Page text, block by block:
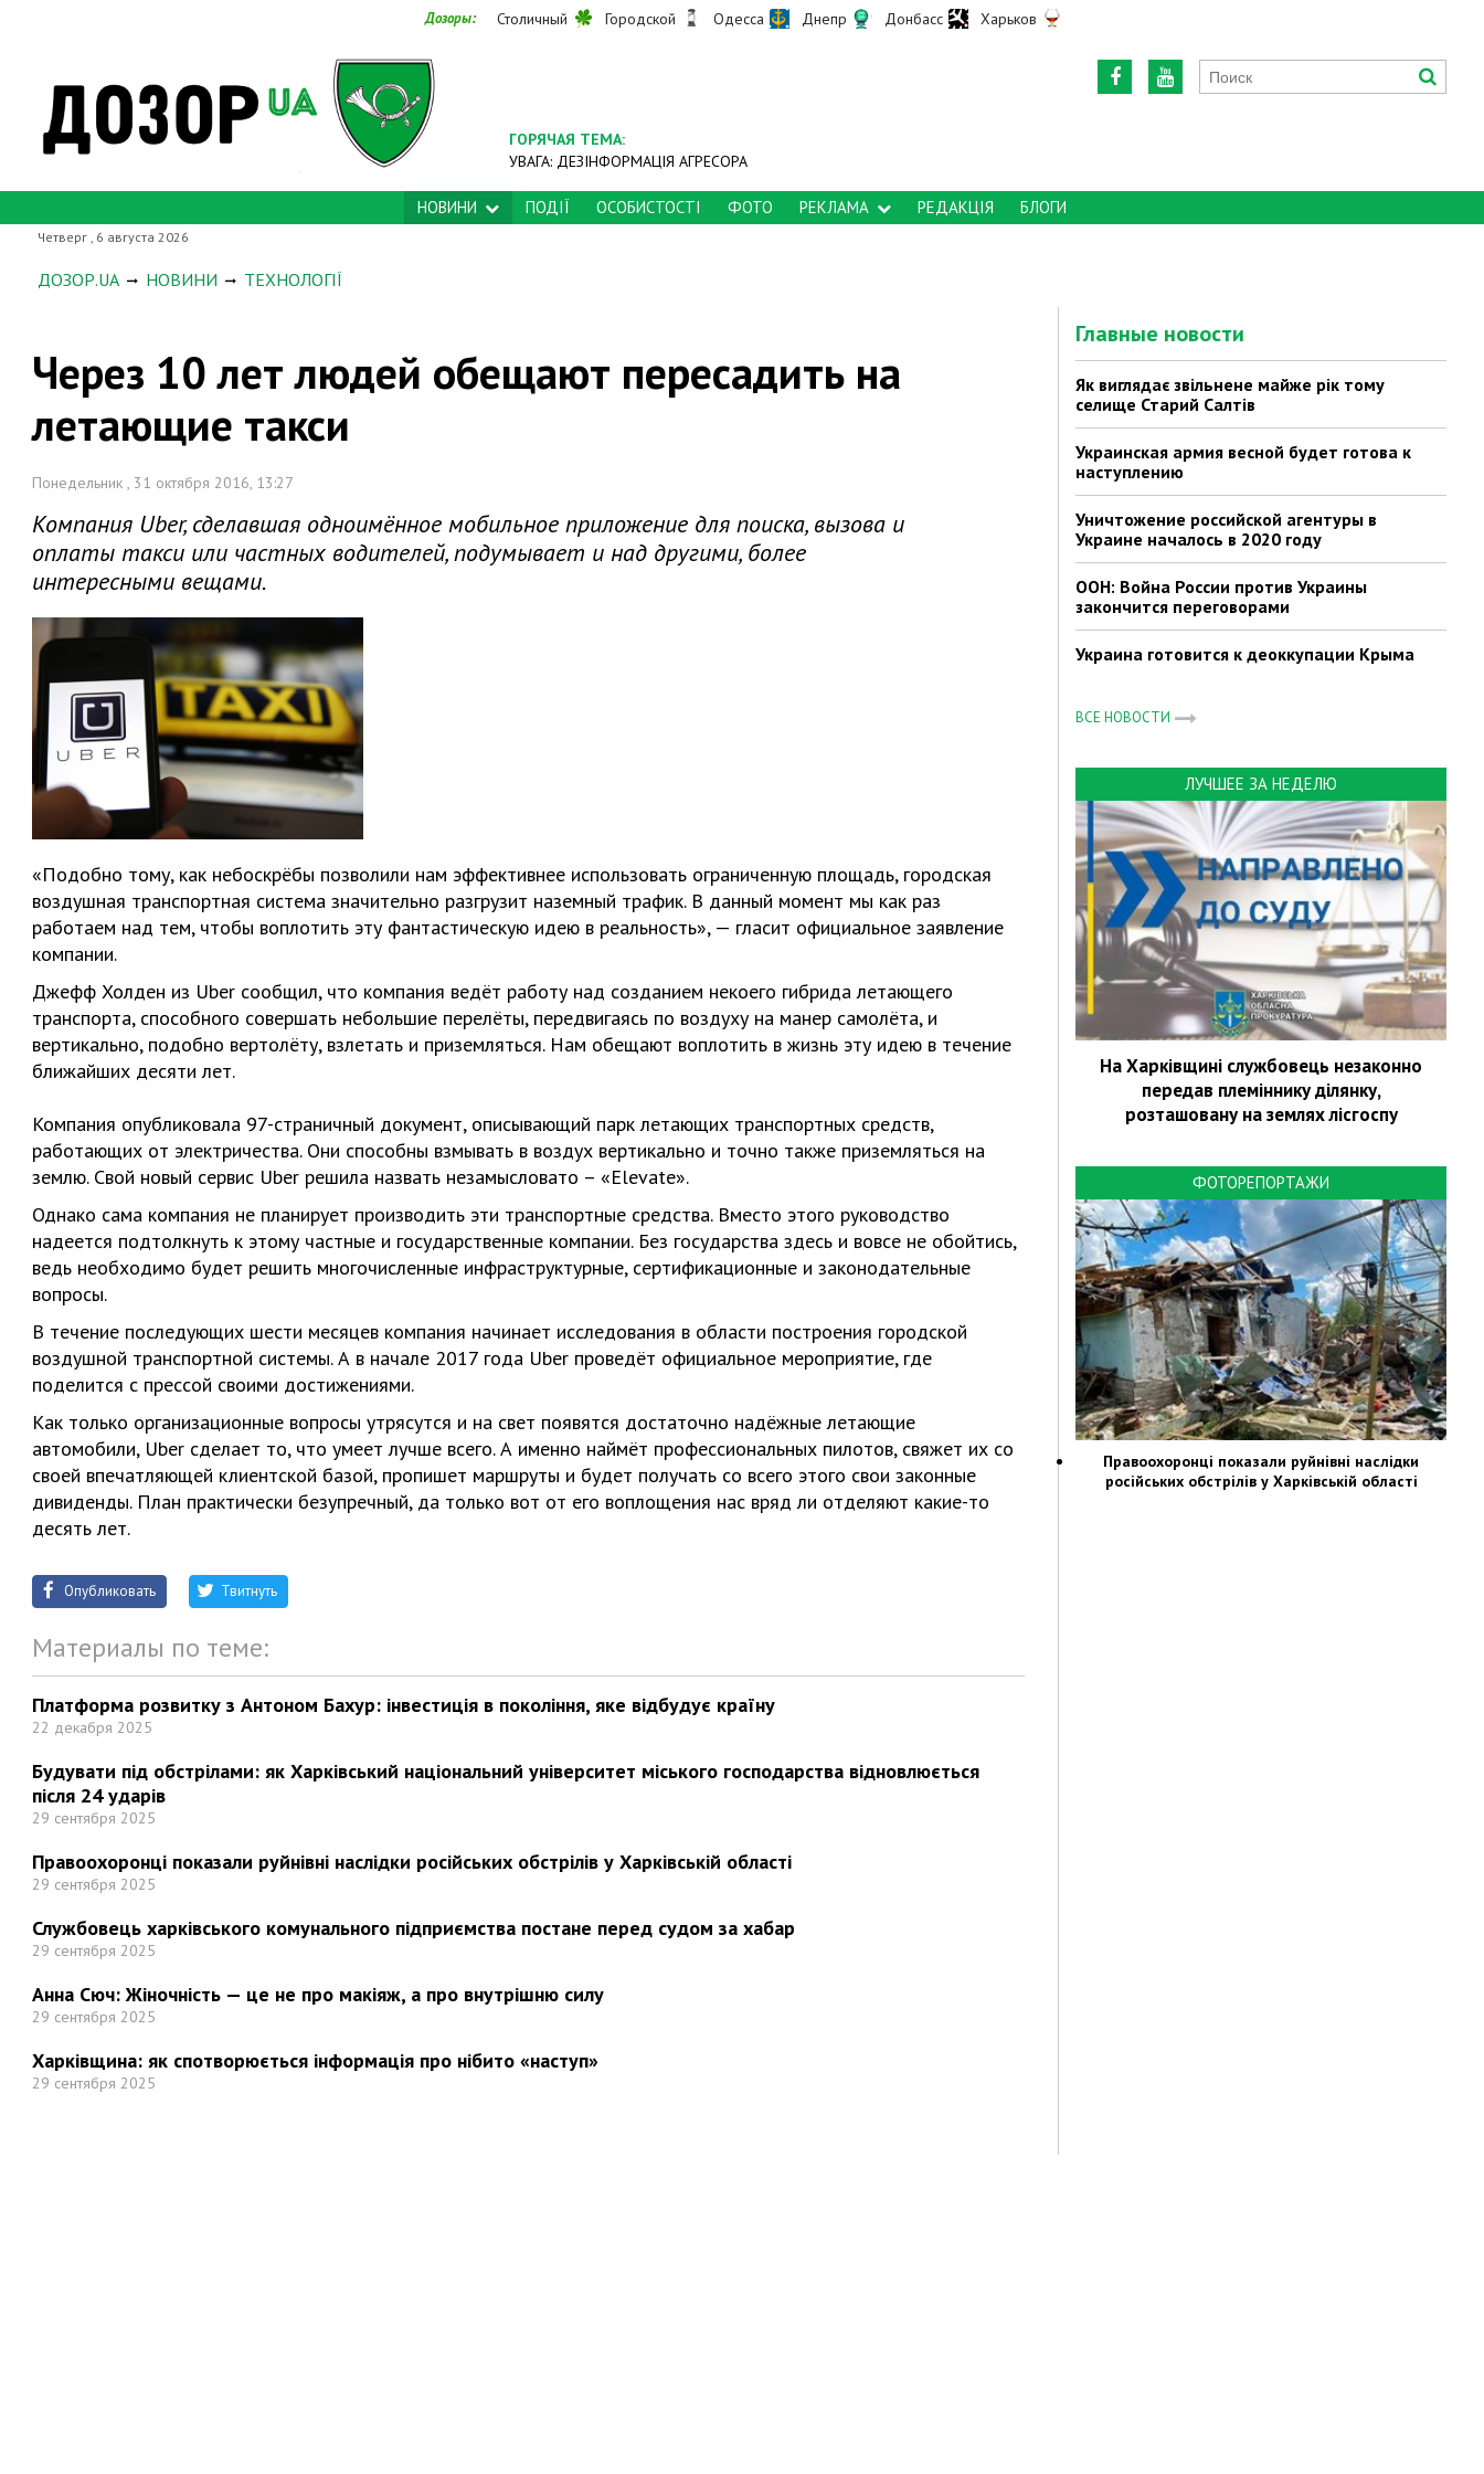
Дозоры: Столичный Городской Одесса Днепр Донбасс Харьков
ГОРЯЧАЯ ТЕМА:
УВАГА: ДЕЗІНФОРМАЦІЯ АГРЕСОРА
НОВИНИ ПОДІЇ ОСОБИСТОСТІ ФОТО РЕКЛАМА РЕДАКЦІЯ БЛОГИ
Четверг , 6 августа 2026
ДОЗОР.UA НОВИНИ ТЕХНОЛОГІЇ
Через 10 лет людей обещают пересадить на
летающие такси
Понедельник , 31 октября 2016, 13:27
Компания Uber, сделавшая одноимённое мобильное приложение для поиска, вызова и
оплаты такси или частных водителей, подумывает и над другими, более
интересными вещами.
«Подобно тому, как небоскрёбы позволили нам эффективнее использовать ограниченную площадь, городская
воздушная транспортная система значительно разгрузит наземный трафик. В данный момент мы как раз
работаем над тем, чтобы воплотить эту фантастическую идею в реальность», — гласит официальное заявление
компании.
Джефф Холден из Uber сообщил, что компания ведёт работу над созданием некоего гибрида летающего
транспорта, способного совершать небольшие перелёты, передвигаясь по воздуху на манер самолёта, и
вертикально, подобно вертолёту, взлетать и приземляться. Нам обещают воплотить в жизнь эту идею в течение
ближайших десяти лет.
Компания опубликовала 97-страничный документ, описывающий парк летающих транспортных средств,
работающих от электричества. Они способны взмывать в воздух вертикально и точно также приземляться на
землю. Свой новый сервис Uber решила назвать незамысловато – «Elevate».
Однако сама компания не планирует производить эти транспортные средства. Вместо этого руководство
надеется подтолкнуть к этому частные и государственные компании. Без государства здесь и вовсе не обойтись,
ведь необходимо будет решить многочисленные инфраструктурные, сертификационные и законодательные
вопросы.
В течение последующих шести месяцев компания начинает исследования в области построения городской
воздушной транспортной системы. А в начале 2017 года Uber проведёт официальное мероприятие, где
поделится с прессой своими достижениями.
Как только организационные вопросы утрясутся и на свет появятся достаточно надёжные летающие
автомобили, Uber сделает то, что умеет лучше всего. А именно наймёт профессиональных пилотов, свяжет их со
своей впечатляющей клиентской базой, пропишет маршруты и будет получать со всего этого свои законные
дивиденды. План практически безупречный, да только вот от его воплощения нас вряд ли отделяют какие-то
десять лет.
Опубликовать Твитнуть
Материалы по теме:
Платформа розвитку з Антоном Бахур: інвестиція в покоління, яке відбудує країну
22 декабря 2025
Будувати під обстрілами: як Харківський національний університет міського господарства відновлюється
після 24 ударів
29 сентября 2025
Правоохоронці показали руйнівні наслідки російських обстрілів у Харківській області
29 сентября 2025
Службовець харківського комунального підприємства постане перед судом за хабар
29 сентября 2025
Анна Сюч: Жіночність — це не про макіяж, а про внутрішню силу
29 сентября 2025
Харківщина: як спотворюється інформація про нібито «наступ»
29 сентября 2025
Главные новости
Як виглядає звільнене майже рік тому
селище Старий Салтів
Украинская армия весной будет готова к
наступлению
Уничтожение российской агентуры в
Украине началось в 2020 году
ООН: Война России против Украины
закончится переговорами
Украина готовится к деоккупации Крыма
ВСЕ НОВОСТИ
ЛУЧШЕЕ ЗА НЕДЕЛЮ
На Харківщині службовець незаконно
передав племіннику ділянку,
розташовану на землях лісгоспу
ФОТОРЕПОРТАЖИ
Правоохоронці показали руйнівні наслідки
російських обстрілів у Харківській області